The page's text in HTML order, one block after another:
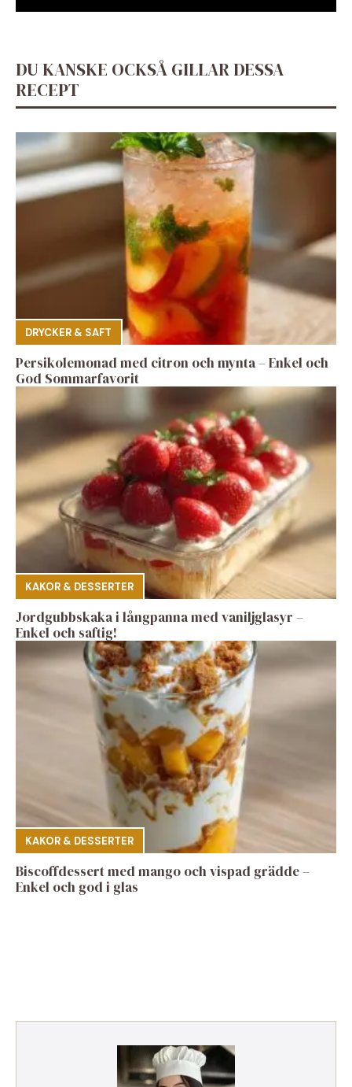
DU KANSKE OCKSÅ GILLAR DESSA
RECEPT
DRYCKER & SAFT
Persikolemonad med citron och mynta – Enkel och
God Sommarfavorit
KAKOR & DESSERTER
Jordgubbskaka i långpanna med vaniljglasyr –
Enkel och saftig!
KAKOR & DESSERTER
Biscoffdessert med mango och vispad grädde –
Enkel och god i glas